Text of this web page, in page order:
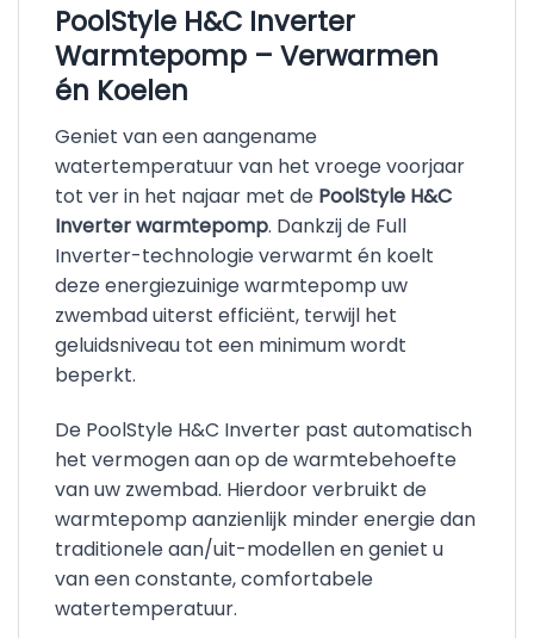
PoolStyle H&C Inverter
Warmtepomp – Verwarmen
én Koelen
Geniet van een aangename
watertemperatuur van het vroege voorjaar
tot ver in het najaar met de PoolStyle H&C
Inverter warmtepomp. Dankzij de Full
Inverter-technologie verwarmt én koelt
deze energiezuinige warmtepomp uw
zwembad uiterst efficiënt, terwijl het
geluidsniveau tot een minimum wordt
beperkt.
De PoolStyle H&C Inverter past automatisch
het vermogen aan op de warmtebehoefte
van uw zwembad. Hierdoor verbruikt de
warmtepomp aanzienlijk minder energie dan
traditionele aan/uit-modellen en geniet u
van een constante, comfortabele
watertemperatuur.